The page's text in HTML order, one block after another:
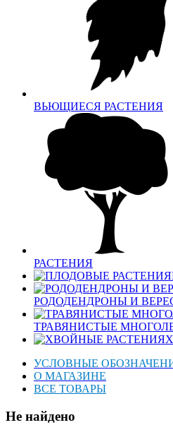
ВЬЮЩИЕСЯ РАСТЕНИЯ
РАСТЕНИЯ
РОДОДЕНДРОНЫ И
ТРАВЯНИСТЫЕ
УСЛОВНЫЕ
О МАГАЗИНЕ
ВСЕ ТОВАРЫ
Не найдено